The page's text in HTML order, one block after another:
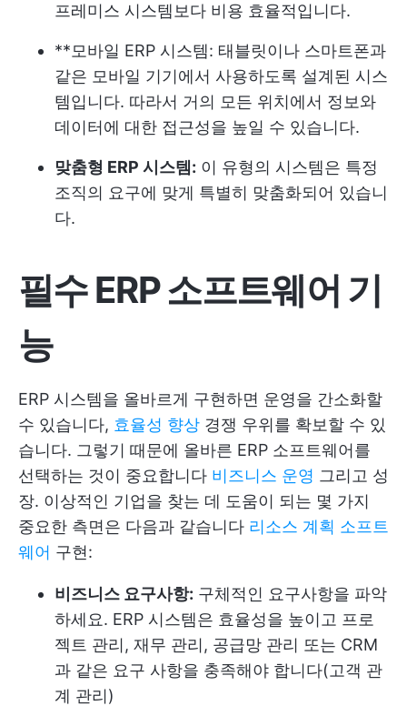
프레미스 시스템보다 비용 효율적입니다.
**모바일 ERP 시스템: 태블릿이나 스마트폰과
같은 모바일 기기에서 사용하도록 설계된 시스
템입니다. 따라서 거의 모든 위치에서 정보와
데이터에 대한 접근성을 높일 수 있습니다.
맞춤형 ERP 시스템: 이 유형의 시스템은 특정
조직의 요구에 맞게 특별히 맞춤화되어 있습니
다.
필수 ERP 소프트웨어 기
능
ERP 시스템을 올바르게 구현하면 운영을 간소화할
수 있습니다, 효율성 향상 경쟁 우위를 확보할 수 있
습니다. 그렇기 때문에 올바른 ERP 소프트웨어를
선택하는 것이 중요합니다 비즈니스 운영 그리고 성
장. 이상적인 기업을 찾는 데 도움이 되는 몇 가지
중요한 측면은 다음과 같습니다 리소스 계획 소프트
웨어 구현:
비즈니스 요구사항: 구체적인 요구사항을 파악
하세요. ERP 시스템은 효율성을 높이고 프로
젝트 관리, 재무 관리, 공급망 관리 또는 CRM
과 같은 요구 사항을 충족해야 합니다(고객 관
계 관리)